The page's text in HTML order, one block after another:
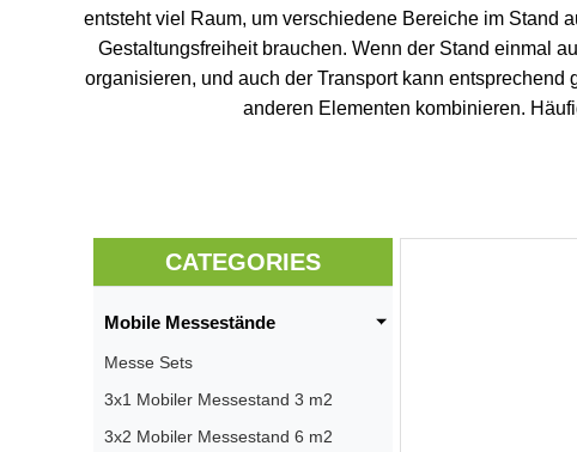
entsteht viel Raum, um verschiedene Bereiche im Stand
Gestaltungsfreiheit brauchen. Wenn der Stand einmal
organisieren, und auch der Transport kann
anderen Elementen kombinieren.
CATEGORIES
Mobile Messestände
Messe Sets
3x1 Mobiler Messestand 3 m2
3x2 Mobiler Messestand 6 m2